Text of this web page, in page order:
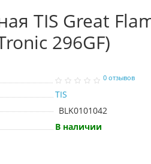
TIS Great
296GF)
0 отзывов
TIS
BLK0101042
В наличии